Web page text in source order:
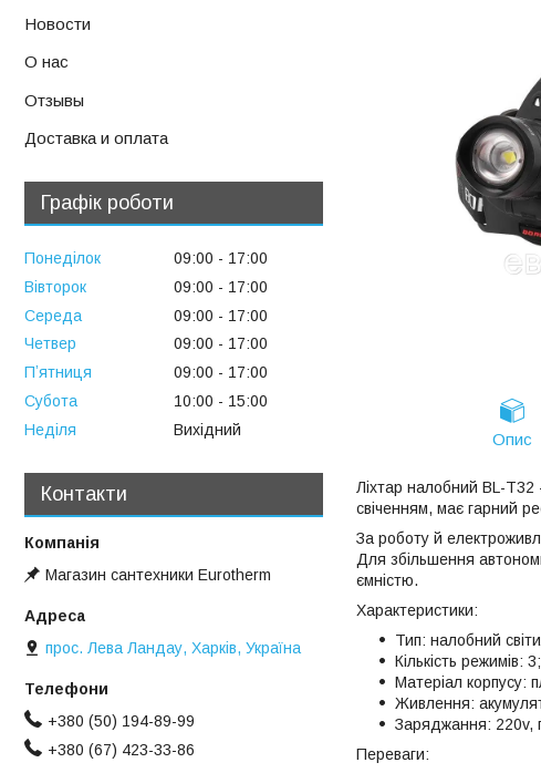
Опис
Ліхтар налобний BL-T32
свіченням, має гарний
За роботу й
Для збільшення
ємністю.
Характеристики:
Тип: налобний
Кількість режимів: 3;
Матеріал корпусу:
Живлення:
Заряджання: 220v,
Переваги:
Новости
О нас
Отзывы
Доставка и оплата
Графік роботи
Понеділок 09:00
17:00
Вівторок
09:00
17:00
Середа
09:00
17:00
Четвер
09:00
17:00
Пʼятниця
09:00
17:00
Субота
10:00
15:00
Неділя
Вихідний
Контакти
Магазин сантехники Eurotherm
прос. Лева Ландау, Харків, Україна
+380 (50) 194-89-99
+380 (67) 423-33-86